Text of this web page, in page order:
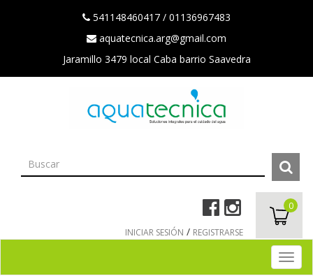
541148460417 / 01136967483
aquatecnica.arg@gmail.com
Jaramillo 3479 local Caba barrio Saavedra
INICIAR SESIÓN / REGISTRARSE
0
SU PEDIDO